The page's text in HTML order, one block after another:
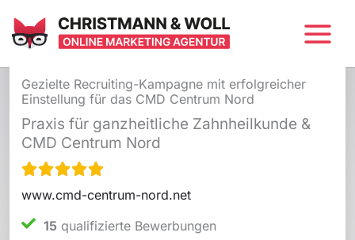
springen
Inhalt
springen
Gezielte Recruiting-Kampagne mit erfolgreicher
Einstellung für das CMD Centrum Nord
Praxis für ganzheitliche Zahnheilkunde &
CMD Centrum Nord
www.cmd-centrum-nord.net
15 qualifizierte Bewerbungen